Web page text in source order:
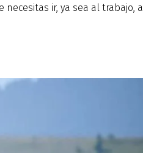
ir, ya sea al trabajo, a